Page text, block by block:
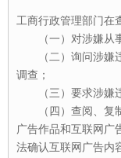
工商行政管理部门在
（一）对涉嫌从事
（二）询问涉嫌违
调查；
（三）要求涉嫌违
（四）查阅、复制
广告作品和互联网广
法确认互联网广告内